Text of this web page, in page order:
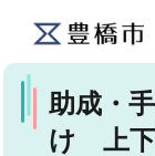
助成・
け 上下